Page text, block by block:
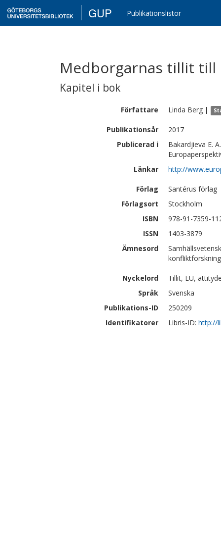
GUP Publikationslistor
Medborgarnas tillit till
Kapitel i bok
Författare Linda Berg |
Publikationsår
2017
Publicerad i
Bakardjieva E.
Länkar
http://
Förlag
Santérus förlag
Förlagsort
Stockholm
ISBN
978-91-7359-
ISSN
1403-3879
Ämnesord
Nyckelord
Tillit, EU,
Språk
Svenska
Publikations-ID
250209
Identifikatorer
Libris-ID: http://